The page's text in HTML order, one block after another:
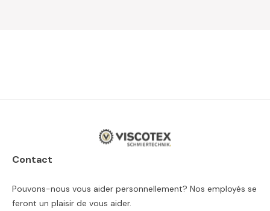
Contact
Pouvons-nous vous aider personnellement? Nos employés se
feront un plaisir de vous aider.